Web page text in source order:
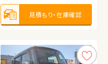
見積もり・在庫確認